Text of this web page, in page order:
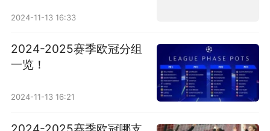
2024-11-13 16:33
2024-2025赛季欧冠分组
一览！
2024-11-13 16:21